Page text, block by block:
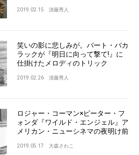
2019.02.15 清藤秀人
笑いの影に悲しみが。バート・バカ
ラックが『明日に向って撃て!』に
仕掛けたメロディのトリック
2019.02.26 清藤秀人
ロジャー・コーマン×ピーター・フ
ォンダ『ワイルド・エンジェル』ア
メリカン・ニューシネマの夜明け前
2019.05.17 大森さわこ